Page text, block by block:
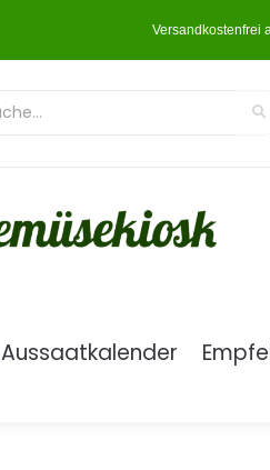
Versandkostenfrei
Aussaatkalender